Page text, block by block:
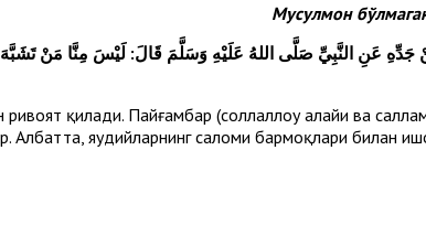
Мусулмон
النَّبِيِّ صَلَّى اللهُ عَلَيْهِ وَسَلَّمَ قَالَ: لَيْسَ مِنَّا مَنْ تَشَبَّهَ
қилади. Пайғамбар (соллаллоҳу алайҳи ва
Албатта, яҳудийларнинг саломи бармоқлари билан